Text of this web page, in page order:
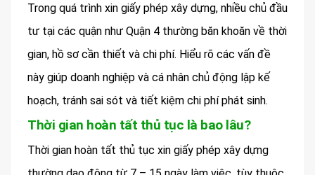
Trong quá trình xin giấy phép xây dựng, nhiều chủ đầu
tư tại các quận như Quận 4 thường băn khoăn về thời
gian, hồ sơ cần thiết và chi phí. Hiểu rõ các vấn đề
này giúp doanh nghiệp và cá nhân chủ động lập kế
hoạch, tránh sai sót và tiết kiệm chi phí phát sinh.
Thời gian hoàn tất thủ tục là bao lâu?
Thời gian hoàn tất thủ tục xin giấy phép xây dựng